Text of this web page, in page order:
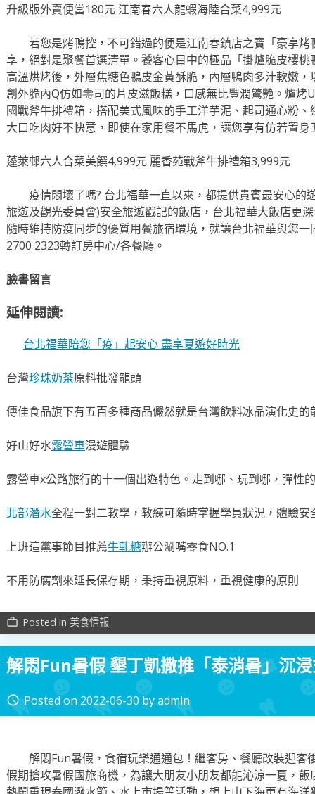
升級版外賣便當180元 江南春六人龍蝦海陸合菜4,999元
若您是烤鴨控，不可錯過的便是江南春鎮店之寶「豪享烤
享，絕對是聚餐首選清單。饕客心目中的極品「掛爐脆皮櫻
高溫烘烤後，外層焦糖色鴨皮金黃酥脆，內層鴨肉多汁軟嫩
創外脆內Q仿如壽司的片皮滋飯糕，口感無比豐潤驚艷。爐烤
國戰斧牛排禮箱，搭配美式風味的手工洋芋泥、起司通心粉
大口吃肉好不快意，即使在家用餐不馬虎，讓您享有仿若置
蓬萊邨六人合菜美饌4,999元 麗香苑戰斧牛排禮箱3,999元
疫情悶壞了嗎? 台北福華一直以來，都提供貴賓最安心的
旅遊及觀光委員會)安全旅遊戳記的飯店，台北福華大飯店更
隨時維持防疫同步的優質用餐旅宿環境，就讓台北福華與您
2700 2323轉訂房中心/各餐廳。
臉書留言
延伸閱讀:
台北福華陪您「疫」起安心 盡享夏遊好時光
台灣珍珠奶茶原料批發龍頭
傳佳食品旗下有五百多種商品儼然就是台灣飲料冰品演化史的
好山好水露營車漫遊體驗
露營車x公路旅行的十一個出遊特色。走到哪、玩到哪，彈性
北部潛水全程一對二教學，教練可隨時掌握學員狀況，體驗安
上班這黨事節目推薦牛軋糖辦公涮嘴零食NO.1
不用防腐劑來延長保存期，秉持重視原料，重視健康的原則
work_outline Posted in 美食情報
解悶Fun暑假 墾丁凱撒推「泰消暑」沉
access_time Posted on 2022-06-30 byadmin
解悶Fun暑假，食宿玩樂通通包！繼客房、餐廳改裝迎客
假期搶攻暑假國旅商機，為讓大朋友小朋友都能沁涼一夏，